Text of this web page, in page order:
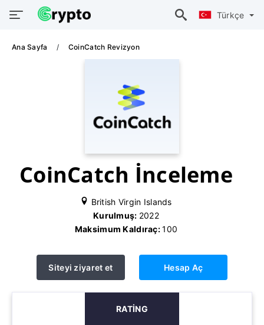
Türkçe
Ana Sayfa CoinCatch Revizyon
CoinCatch İnceleme
British Virgin Islands
Kurulmuş: 2022
Maksimum Kaldıraç:100
Siteyi ziyaret et Hesap Aç
RATING